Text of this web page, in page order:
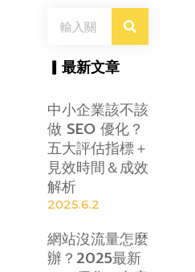
尋
▎最新文章
中小企業該不該
做 SEO 優化？
五大評估指標＋
見效時間＆成效
解析
2025.6.2
網站沒流量怎麼
辦？2025最新